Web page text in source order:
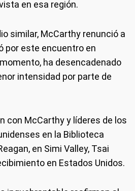
en esa región.
similar, McCarthy renunció a
por este encuentro en
ha desencadenado
intensidad por parte de
con McCarthy y líderes de los
en la Biblioteca
en Simi Valley, Tsai
en Estados Unidos.